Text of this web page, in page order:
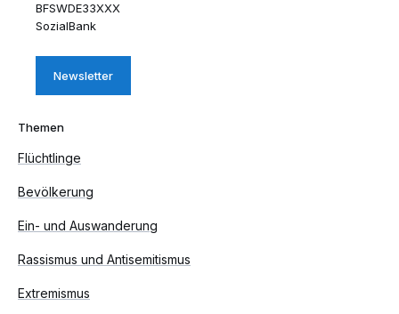
BFSWDE33XXX
SozialBank
Newsletter
Themen
Flüchtlinge
Bevölkerung
Ein- und Auswanderung
Rassismus und Antisemitismus
Extremismus